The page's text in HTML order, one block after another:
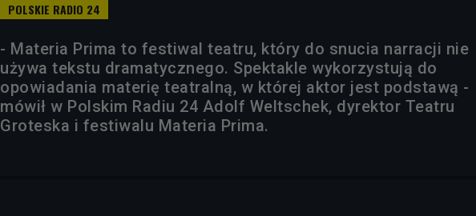
- Materia Prima to festiwal teatru, który do snucia narracji nie
używa tekstu dramatycznego. Spektakle wykorzystują do
opowiadania materię teatralną, w której aktor jest podstawą -
mówił w Polskim Radiu 24 Adolf Weltschek, dyrektor Teatru
Groteska i festiwalu Materia Prima.